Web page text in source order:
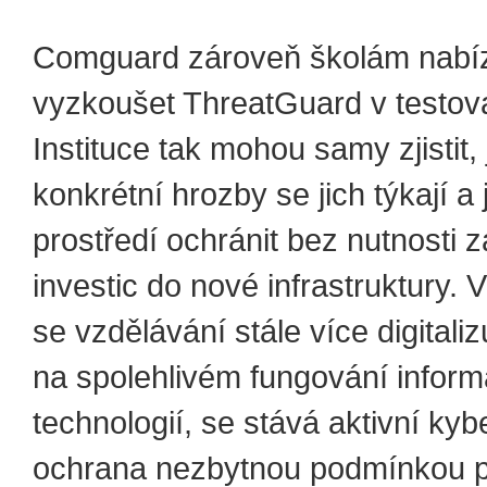
Comguard zároveň školám
vyzkoušet ThreatGuard v
Instituce tak mohou samy zjistit,
konkrétní hrozby se jich týkají a
prostředí ochránit bez nutnosti
investic do nové infrastruktury.
se vzdělávání stále více
na spolehlivém fungování
technologií, se stává aktivní
ochrana nezbytnou podmínkou